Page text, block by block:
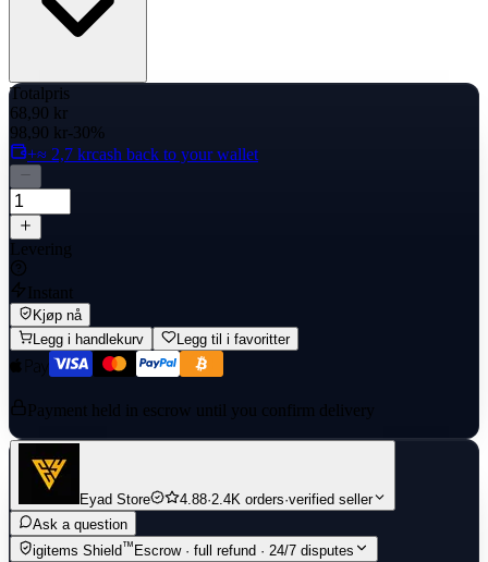
Totalpris
68,90 kr
98,90 kr-30%
+≈ 2,7 krcash back to your wallet
Levering
Instant
Kjøp nå
Legg i handlekurv
Legg til i favoritter
Payment held in escrow until you confirm delivery
Eyad Store 4.88·2.4K orders·verified seller
Ask a question
igitems Shield™Escrow · full refund · 24/7 disputes